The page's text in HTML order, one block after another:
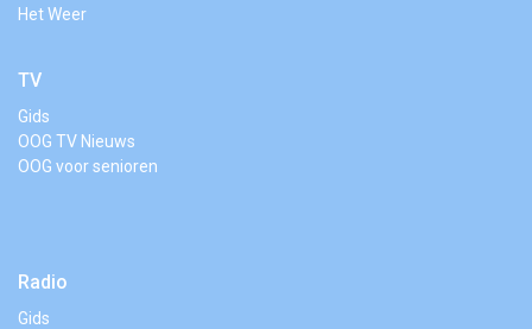
Het Weer
TV
Gids
OOG TV Nieuws
OOG voor senioren
Radio
Gids